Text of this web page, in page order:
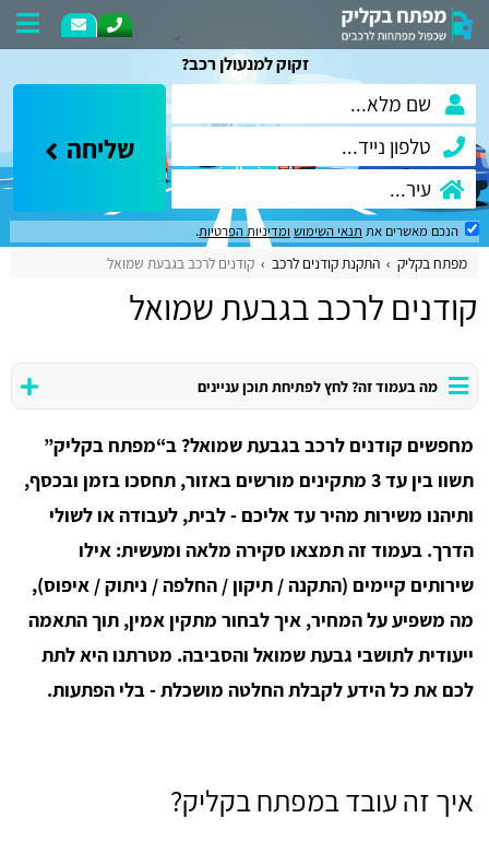
זקוק למנעולן רכב?
שליחה
הנכם מאשרים את תנאי השימוש ומדיניות הפרטיות.
מפתח בקליק התקנת קודנים לרכב קודנים לרכב בגבעת שמואל
קודנים לרכב בגבעת שמואל
מה בעמוד זה? לחץ לפתיחת תוכן עניינים
מחפשים קודנים לרכב בגבעת שמואל? ב“מפתח בקליק”
תשוו בין עד 3 מתקינים מורשים באזור, תחסכו בזמן ובכסף,
ותיהנו משירות מהיר עד אליכם - לבית, לעבודה או לשולי
הדרך. בעמוד זה תמצאו סקירה מלאה ומעשית: אילו
שירותים קיימים (התקנה / תיקון / החלפה / ניתוק / איפוס),
מה משפיע על המחיר, איך לבחור מתקין אמין, תוך התאמה
ייעודית לתושבי גבעת שמואל והסביבה. מטרתנו היא לתת
לכם את כל הידע לקבלת החלטה מושכלת - בלי הפתעות.
איך זה עובד במפתח בקליק?